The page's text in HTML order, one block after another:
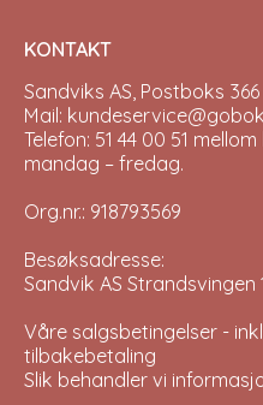
KONTAKT
Sandviks AS, Postboks
Mail:
Telefon: 51 44 00 51 mellom
mandag – fredag.
Org.nr.: 918793569
Besøksadresse:
Sandvik AS Strandsvingen
Våre salgsbetingelser -
tilbakebetaling
Slik behandler vi